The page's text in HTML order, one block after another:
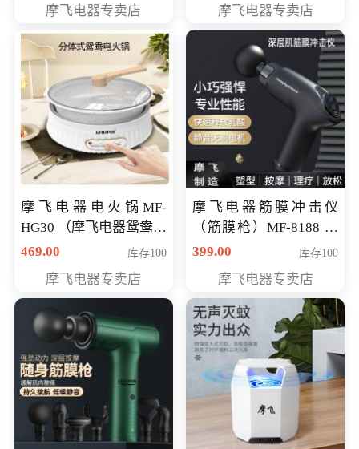
摩飞电器专卖店 摩飞电器专卖店
摩飞电器电火锅MF-
HG30 （摩飞电器鸳鸯锅
MF-HG30 ） 会员专享价
469.00 库存100
摩飞电器专卖店
摩飞电器筋膜冲击仪
（筋膜枪）MF-8188 会
员专享价268元
399.00 库存100
摩飞电器专卖店